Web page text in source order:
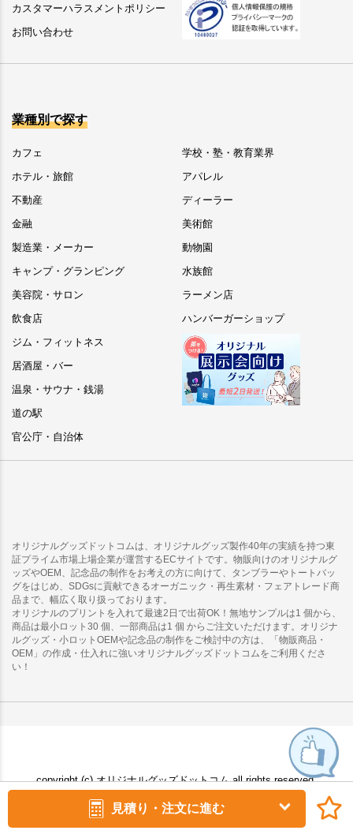
見積り・注文に進む
カスタマーハラスメントポリシー
お問い合わせ
業種別で探す
カフェ
ホテル・旅館
不動産
金融
製造業・メーカー
キャンプ・グランピング
美容院・サロン
飲食店
ジム・フィットネス
居酒屋・バー
温泉・サウナ・銭湯
道の駅
官公庁・自治体
学校・塾・教育業界
アパレル
ディーラー
美術館
動物園
水族館
ラーメン店
ハンバーガーショップ
オリジナルグッズドットコムは、オリジナルグッズ製作40年の実績を持つ東
証プライム市場上場企業が運営するECサイトです。物販向けのオリジナルグ
ッズやOEM、記念品の制作をお考えの方に向けて、タンブラーやトートバッ
グをはじめ、SDGsに貢献できるオーガニック・再生素材・フェアトレード商
品まで、幅広く取り扱っております。
オリジナルのプリントを入れて最速2日で出荷OK！無地サンプルは1 個から、
商品は最小ロット30 個、一部商品は1 個 からご注文いただけます。オリジナ
ルグッズ・小ロットOEMや記念品の制作をご検討中の方は、「物販商品・
OEM」の作成・仕入れに強いオリジナルグッズドットコムをご利用くださ
い！
copyright (c) オリジナルグッズドットコム all rights reserved.